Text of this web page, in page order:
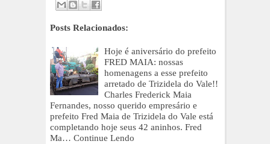
Posts Relacionados:
Hoje é aniversário do prefeito
FRED MAIA: nossas
homenagens a esse prefeito
arretado de Trizidela do Vale!!
Charles Frederick Maia
Fernandes, nosso querido empresário e
prefeito Fred Maia de Trizidela do Vale está
completando hoje seus 42 aninhos. Fred
Ma… Continue Lendo